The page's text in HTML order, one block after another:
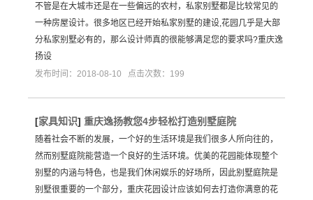
不管是在大城市还是在一些偏远的农村，私家别墅都是比较常见的
一种房屋设计。很多地区已经开始私家别墅的建设,花园几乎是大部
分私家别墅必有的，那么设计师真的很能够满足您的要求吗?重庆逸
扬设
发布时间：2018-08-10 点击次数：199
[家具知识] 重庆逸扬教您4步轻松打造别墅庭院
随着社会不断的发展，一个好的生活环境是我们很多人所向往的，
然而别墅庭院能营造一个良好的生活环境。优美的花园能体现整个
别墅的内涵与特色，也是我们休闲娱乐的好场所，因此别墅庭院是
别墅很重要的一个部分，重庆花园设计应该如何去打造你满意的花